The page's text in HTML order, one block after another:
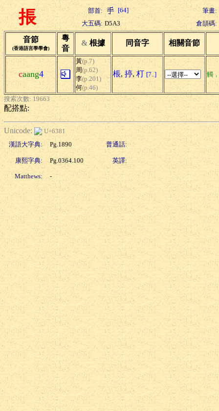
掁 部首: [64]
筆畫:
大五碼: D5A3 倉頡碼:
音節
(香港語言學學會)
粵
音
& 根據 同音字 相關音節
caang4
黃(p.7)
周(p.62)
李(p.201)
何(p.46)
棖, 揨, 朾 [7..] 觸
搜索次數: 19663
配搭點:
Unicode:
U+6381
漢語大字典:
Pg.1890 普通話:
康熙字典: Pg.0364.100 英譯:
Matthews: -